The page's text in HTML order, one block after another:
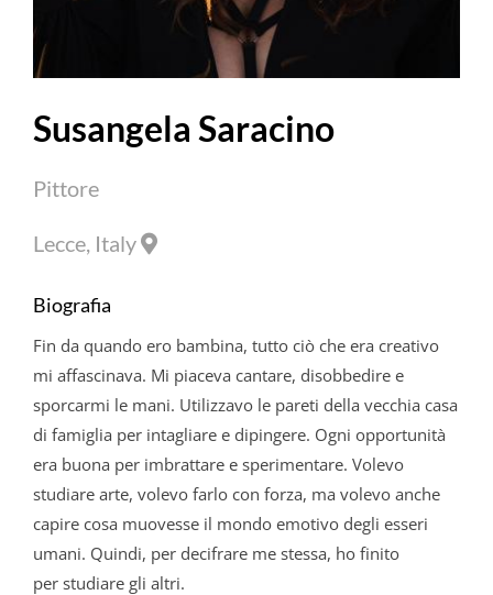
Susangela Saracino
Pittore
Lecce, Italy
Biografia
Fin da quando ero bambina, tutto ciò che era creativo
mi affascinava. Mi piaceva cantare, disobbedire e
sporcarmi le mani. Utilizzavo le pareti della vecchia casa
di famiglia per intagliare e dipingere. Ogni opportunità
era buona per imbrattare e sperimentare. Volevo
studiare arte, volevo farlo con forza, ma volevo anche
capire cosa muovesse il mondo emotivo degli esseri
umani. Quindi, per decifrare me stessa, ho finito
per studiare gli altri.